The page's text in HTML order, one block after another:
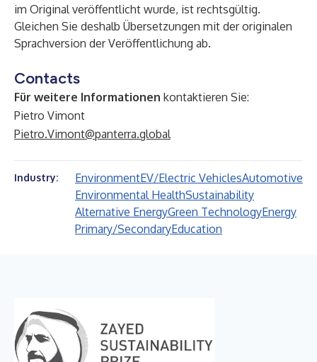
im Original veröffentlicht wurde, ist rechtsgültig.
Gleichen Sie deshalb Übersetzungen mit der originalen
Sprachversion der Veröffentlichung ab.
Contacts
Für weitere Informationen kontaktieren Sie:
Pietro Vimont
Pietro.Vimont@panterra.global
Industry: EnvironmentEV/Electric VehiclesAutomotive
Environmental HealthSustainability
Alternative EnergyGreen TechnologyEnergy
Primary/SecondaryEducation